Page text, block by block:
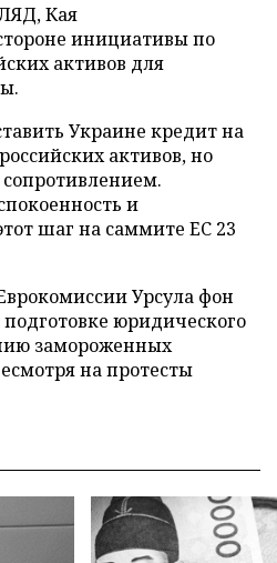
Кая
инициативы по
активов для
Украине кредит на
активов, но
и
шаг на саммите ЕС 23
Урсула фон
подготовке юридического
замороженных
на протесты